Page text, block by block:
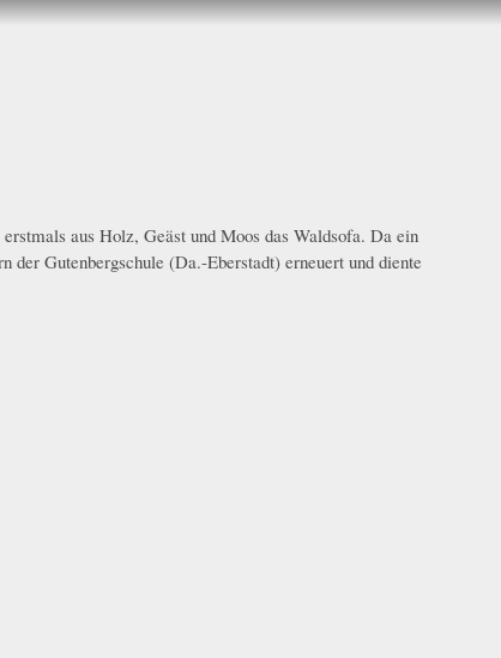
aus Holz, Geäst und Moos das Waldsofa. Da ein
der Gutenbergschule (Da.-Eberstadt) erneuert und diente